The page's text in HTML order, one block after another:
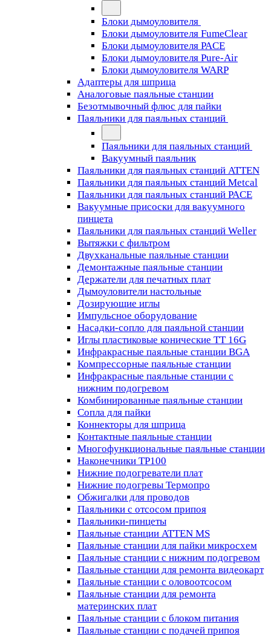
Блоки дымоуловителя
Блоки дымоуловителя FumeClear
Блоки дымоуловителя PACE
Блоки дымоуловителя Pure-Air
Блоки дымоуловителя WARP
Адаптеры для шприца
Аналоговые паяльные станции
Безотмывочный флюс для пайки
Паяльники для паяльных станций
Паяльники для паяльных станций
Вакуумный паяльник
Паяльники для паяльных станций ATTEN
Паяльники для паяльных станций Metcal
Паяльники для паяльных станций PACE
Вакуумные присоски для вакуумного
пинцета
Паяльники для паяльных станций Weller
Вытяжки с фильтром
Двухканальные паяльные станции
Демонтажные паяльные станции
Держатели для печатных плат
Дымоуловители настольные
Дозирующие иглы
Импульсное оборудование
Насадки-сопло для паяльной станции
Иглы пластиковые конические TT 16G
Инфракрасные паяльные станции BGA
Компрессорные паяльные станции
Инфракрасные паяльные станции с
нижним подогревом
Комбинированные паяльные станции
Сопла для пайки
Коннекторы для шприца
Контактные паяльные станции
Многофункциональные паяльные станции
Наконечники TP100
Нижние подогреватели плат
Нижние подогревы Термопро
Обжигалки для проводов
Паяльники с отсосом припоя
Паяльники-пинцеты
Паяльные станции ATTEN MS
Паяльные станции для пайки микросхем
Паяльные станции с нижним подогревом
Паяльные станции для ремонта видеокарт
Паяльные станции с оловоотсосом
Паяльные станции для ремонта
материнских плат
Паяльные станции с блоком питания
Паяльные станции с подачей припоя